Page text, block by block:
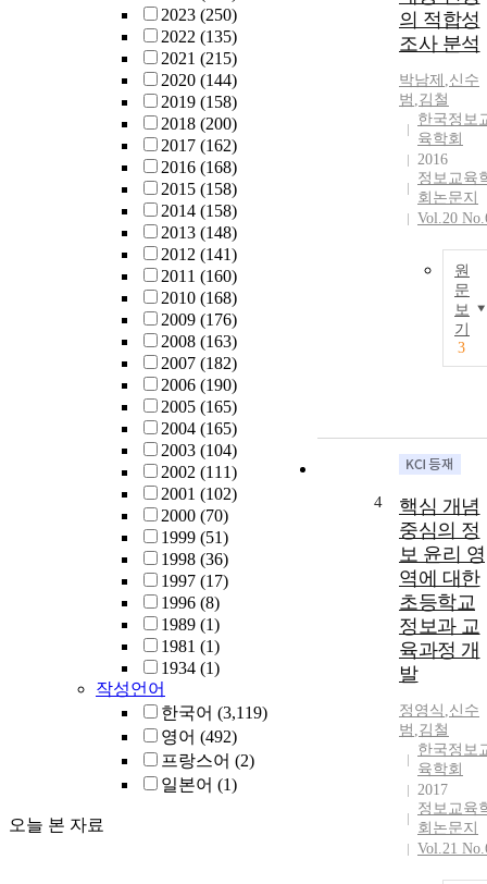
2023 (250)
2022 (135)
2021 (215)
2020 (144)
2019 (158)
2018 (200)
2017 (162)
2016 (168)
2015 (158)
2014 (158)
2013 (148)
2012 (141)
2011 (160)
2010 (168)
2009 (176)
2008 (163)
2007 (182)
2006 (190)
2005 (165)
2004 (165)
2003 (104)
2002 (111)
2001 (102)
2000 (70)
1999 (51)
1998 (36)
1997 (17)
1996 (8)
1989 (1)
1981 (1)
1934 (1)
작성언어
한국어 (3,119)
영어 (492)
프랑스어 (2)
일본어 (1)
오늘 본 자료
의 적합성
조사 분석
박남제 ,신수
범 ,김철
한국정보
육학회
2016
정보교육
회논문지
Vol.20
원
문
보
기
3
4
핵심 개념
중심의 정
보 윤리 영
역에 대한
초등학교
정보과 교
육과정 개
발
정영식 ,신수
범 ,김철
한국정보
육학회
2017
정보교육
회논문지
Vol.21